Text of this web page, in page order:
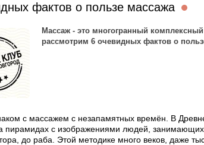
фактов о пользе массажа
Массаж - это многогранный комплексный
рассмотрим 6 очевидных фактов о
с массажем с незапамятных времён. В
пирамидах с изображениями людей,
до раба. Этой методике много веков, даже